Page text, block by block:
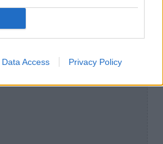
Data Access Privacy Policy